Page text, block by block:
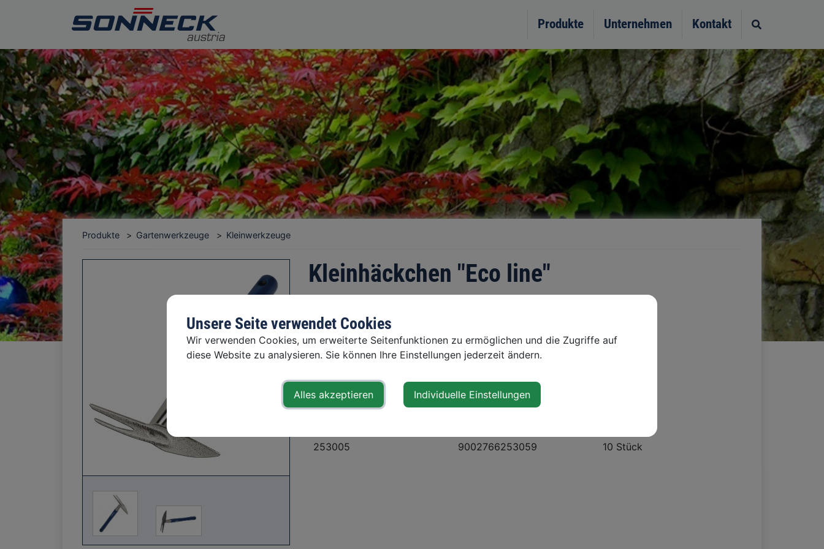
Produkte Unternehmen Kontakt
Produkte Gartenwerkzeuge Kleinwerkzeuge
Kleinhäckchen "Eco line"
Liegt gut in der Hand - für schnelles, sauberes und einfaches Arbeiten!
zum Shop
253005
9002766253059 10 Stück
Unsere Seite verwendet Cookies
Wir verwenden Cookies, um erweiterte Seitenfunktionen zu ermöglichen und die Zugriffe auf
diese Website zu analysieren. Sie können Ihre Einstellungen jederzeit ändern.
Alles akzeptieren Individuelle Einstellungen